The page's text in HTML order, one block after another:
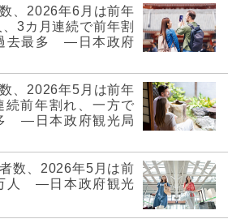
、2026年6月は前年
3カ月連続で前年割
去最多 ―日本政府
、2026年5月は前年
続前年割れ、一方で
―日本政府観光局
数、2026年5月は前
人 ―日本政府観光